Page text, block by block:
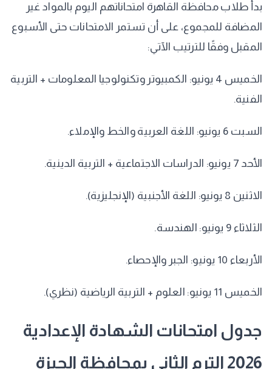
​بدأ طلاب محافظة القاهرة امتحاناتهم اليوم بالمواد غير
المضافة للمجموع، على أن تستمر الامتحانات حتى الأسبوع
المقبل وفقًا للترتيب الآتي:
​الخميس 4 يونيو: الكمبيوتر وتكنولوجيا المعلومات + التربية
الفنية.
​السبت 6 يونيو: اللغة العربية والخط والإملاء.
​الأحد 7 يونيو: الدراسات الاجتماعية + التربية الدينية.
​الاثنين 8 يونيو: اللغة الأجنبية (الإنجليزية).
​الثلاثاء 9 يونيو: الهندسة.
​الأربعاء 10 يونيو: الجبر والإحصاء.
​الخميس 11 يونيو: العلوم + التربية الرياضية (نظري).
​جدول امتحانات الشهادة الإعدادية
2026 الترم الثاني بمحافظة الجيزة